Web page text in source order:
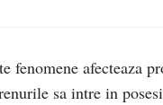
afecteaza
sa intre in